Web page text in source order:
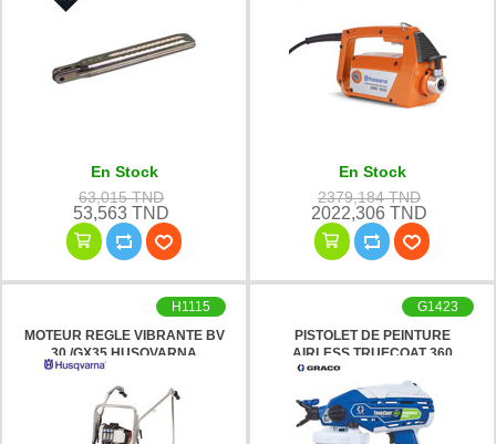
En Stock
63,015 TND
53,563 TND
En Stock
2379,184 TND
2022,306 TND
MOTEUR REGLE VIBRANTE BV
30 /GX35 HUSQVARNA
H1115
PISTOLET DE PEINTURE
AIRLESS TRUECOAT 360
SINGLE SPEED GRACO
G1423